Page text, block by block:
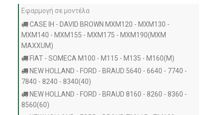
Εφαρμογή σε μοντέλα
CASE IH - DAVID BROWN MXM120 - MXM130 -
MXM140 - MXM155 - MXM175 - MXM190(MXM
MAXXUM)
FIAT - SOMECA M100 - M115 - M135 - M160(M)
NEW HOLLAND - FORD - BRAUD 5640 - 6640 - 7740 -
7840 - 8240 - 8340(40)
NEW HOLLAND - FORD - BRAUD 8160 - 8260 - 8360 -
8560(60)